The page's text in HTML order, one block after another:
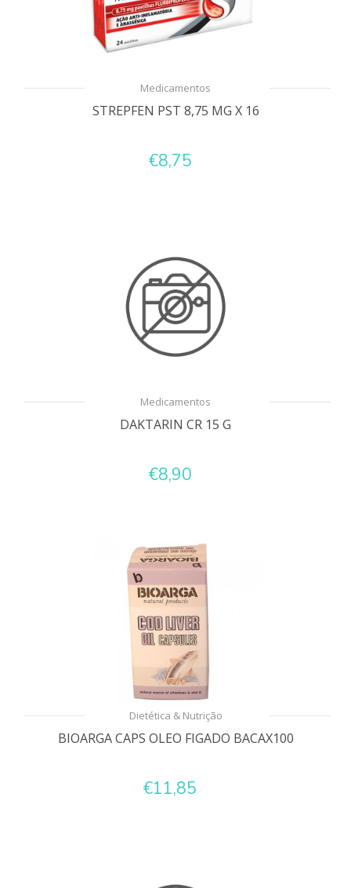
Medicamentos
STREPFEN PST 8,75 MG X 16
€8,75
Medicamentos
DAKTARIN CR 15 G
€8,90
Dietética & Nutrição
BIOARGA CAPS OLEO FIGADO BACAX100
€11,85